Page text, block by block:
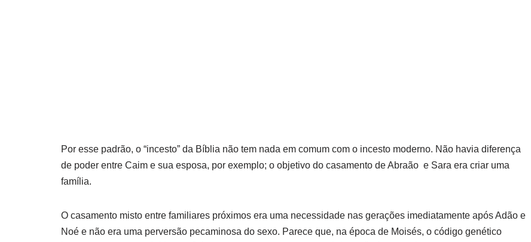
Por esse padrão, o “incesto” da Bíblia não tem nada em comum com o incesto moderno. Não havia diferença
de poder entre Caim e sua esposa, por exemplo; o objetivo do casamento de Abraão e Sara era criar uma
família.
O casamento misto entre familiares próximos era uma necessidade nas gerações imediatamente após Adão e
Noé e não era uma perversão pecaminosa do sexo. Parece que, na época de Moisés, o código genético